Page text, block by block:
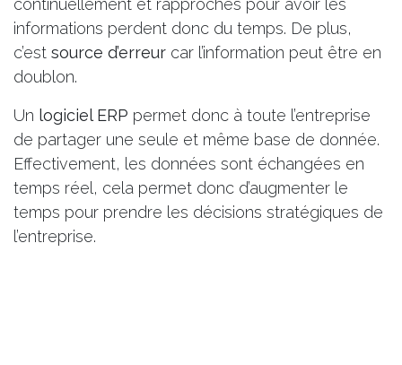
continuellement et rapprochés pour avoir les
informations perdent donc du temps. De plus,
c’est source d’erreur car l’information peut être en
doublon.
Un logiciel ERP permet donc à toute l’entreprise
de partager une seule et même base de donnée.
Effectivement, les données sont échangées en
temps réel, cela permet donc d’augmenter le
temps pour prendre les décisions stratégiques de
l’entreprise.